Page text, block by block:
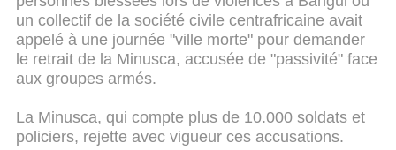
un collectif de la société civile centrafricaine avait
appelé à une journée "ville morte" pour demander
le retrait de la Minusca, accusée de "passivité" face
aux groupes armés.
La Minusca, qui compte plus de 10.000 soldats et
policiers, rejette avec vigueur ces accusations.